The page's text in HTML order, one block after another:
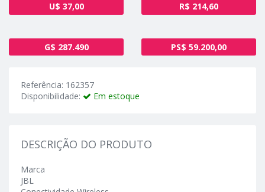
U$ 37,00 R$ 214,60
G$ 287.490 PS$ 59.200,00
Referência: 162357
Disponibilidade:
Em estoque
DESCRIÇÃO DO PRODUTO
Marca
JBL